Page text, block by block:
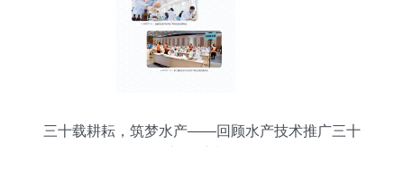
三十载耕耘，筑梦水产——回顾水产技术推广三十